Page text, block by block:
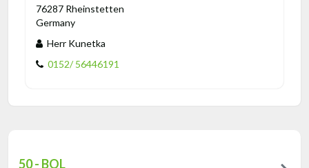
76287 Rheinstetten
Germany
Herr Kunetka
0152/ 56446191
50 - BOL